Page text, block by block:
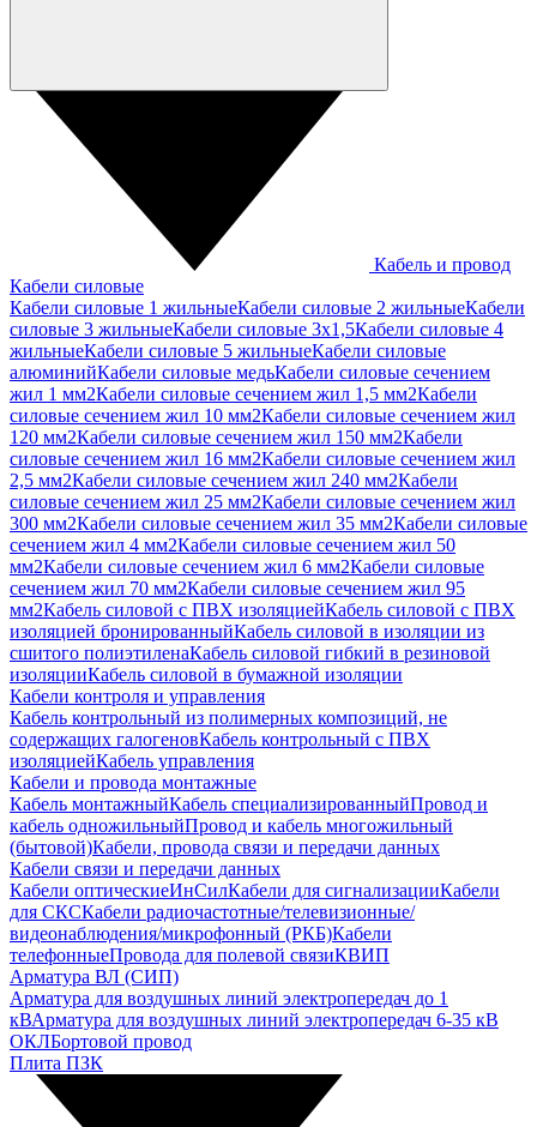
Кабель и провод
Кабели силовые
Кабели силовые 1 жильныеКабели силовые 2 жильныеКабели
силовые 3 жильныеКабели силовые 3х1,5Кабели силовые 4
жильныеКабели силовые 5 жильныеКабели силовые
алюминийКабели силовые медьКабели силовые сечением
жил 1 мм2Кабели силовые сечением жил 1,5 мм2Кабели
силовые сечением жил 10 мм2Кабели силовые сечением жил
120 мм2Кабели силовые сечением жил 150 мм2Кабели
силовые сечением жил 16 мм2Кабели силовые сечением жил
2,5 мм2Кабели силовые сечением жил 240 мм2Кабели
силовые сечением жил 25 мм2Кабели силовые сечением жил
300 мм2Кабели силовые сечением жил 35 мм2Кабели силовые
сечением жил 4 мм2Кабели силовые сечением жил 50
мм2Кабели силовые сечением жил 6 мм2Кабели силовые
сечением жил 70 мм2Кабели силовые сечением жил 95
мм2Кабель силовой с ПВХ изоляциейКабель силовой с ПВХ
изоляцией бронированныйКабель силовой в изоляции из
сшитого полиэтиленаКабель силовой гибкий в резиновой
изоляцииКабель силовой в бумажной изоляции
Кабели контроля и управления
Кабель контрольный из полимерных композиций, не
содержащих галогеновКабель контрольный с ПВХ
изоляциейКабель управления
Кабели и провода монтажные
Кабель монтажныйКабель специализированныйПровод и
кабель одножильныйПровод и кабель многожильный
(бытовой)Кабели, провода связи и передачи данных
Кабели связи и передачи данных
Кабели оптическиеИнСилКабели для сигнализацииКабели
для СКСКабели радиочастотные/телевизионные/
видеонаблюдения/микрофонный (РКБ)Кабели
телефонныеПровода для полевой связиКВИП
Арматура ВЛ (СИП)
Арматура для воздушных линий электропередач до 1
кВАрматура для воздушных линий электропередач 6-35 кВ
ОКЛБортовой провод
Плита ПЗК